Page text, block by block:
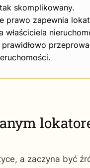
skomplikowany.
prawo zapewnia
a zaczyna być